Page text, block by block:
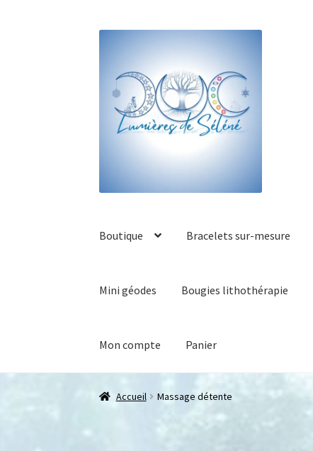
Boutique Bracelets sur-mesure
Mini géodes Bougies lithothérapie
Mon compte Panier
Accueil Massage détente